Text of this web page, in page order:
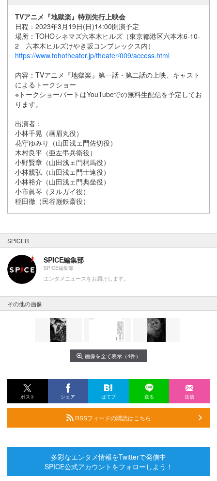
TVアニメ『地獄楽』特別先行上映会
日程：2023年3月19日(日)14:00開演予定
場所：TOHOシネマズ六本木ヒルズ（東京都港区六本木6-10-
2 六本木ヒルズけやき坂コンプレックス内）
https://www.tohotheater.jp/theater/009/access.html
内容：TVアニメ『地獄楽』第一話・第二話の上映、キャスト
によるトークショー
※トークショーパートはYouTubeでの無料生配信を予定してお
ります。
出演者：
小林千晃（画眉丸役）
花守ゆみり（山田浅ェ門佐切役）
木村良平（亜左弔兵衛役）
小野賢章（山田浅ェ門桐馬役）
小林親弘（山田浅ェ門士遠役）
小林裕介（山田浅ェ門典坐役）
小市眞琴（ヌルガイ役）
稲田徹（民谷巌鉄斎役）
SPICER
SPICE編集部
SPICE編集部
エンタメニュースをお届けします。
その他の画像
画像を全て表示（4件）
ポスト シェア はてブ 送る 送信
RSSフィードの購読はこちら
多彩なエンタメ情報をTwitterで発信中
SPICE公式アカウントをフォローしよう！